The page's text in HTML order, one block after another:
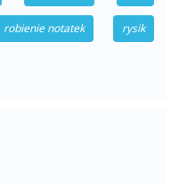
robienie notatek rysik